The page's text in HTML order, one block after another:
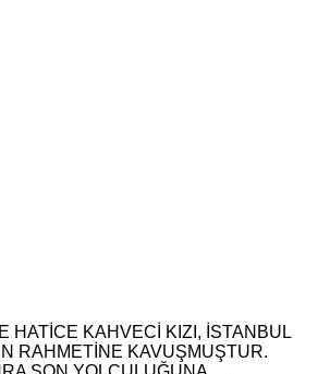
HATİCE KAHVECİ KIZI, İSTANBUL
RAHMETİNE KAVUŞMUŞTUR.